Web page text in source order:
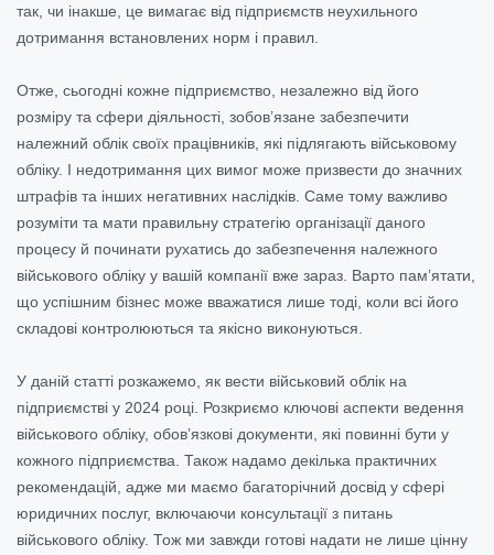
так, чи інакше, це вимагає від підприємств неухильного
дотримання встановлених норм і правил.
Отже, сьогодні кожне підприємство, незалежно від його
розміру та сфери діяльності, зобов’язане забезпечити
належний облік своїх працівників, які підлягають військовому
обліку. І недотримання цих вимог може призвести до значних
штрафів та інших негативних наслідків. Саме тому важливо
розуміти та мати правильну стратегію організації даного
процесу й починати рухатись до забезпечення належного
військового обліку у вашій компанії вже зараз. Варто пам’ятати,
що успішним бізнес може вважатися лише тоді, коли всі його
складові контролюються та якісно виконуються.
У даній статті розкажемо, як вести військовий облік на
підприємстві у 2024 році. Розкриємо ключові аспекти ведення
військового обліку, обов’язкові документи, які повинні бути у
кожного підприємства. Також надамо декілька практичних
рекомендацій, адже ми маємо багаторічний досвід у сфері
юридичних послуг, включаючи консультації з питань
військового обліку. Тож ми завжди готові надати не лише цінну